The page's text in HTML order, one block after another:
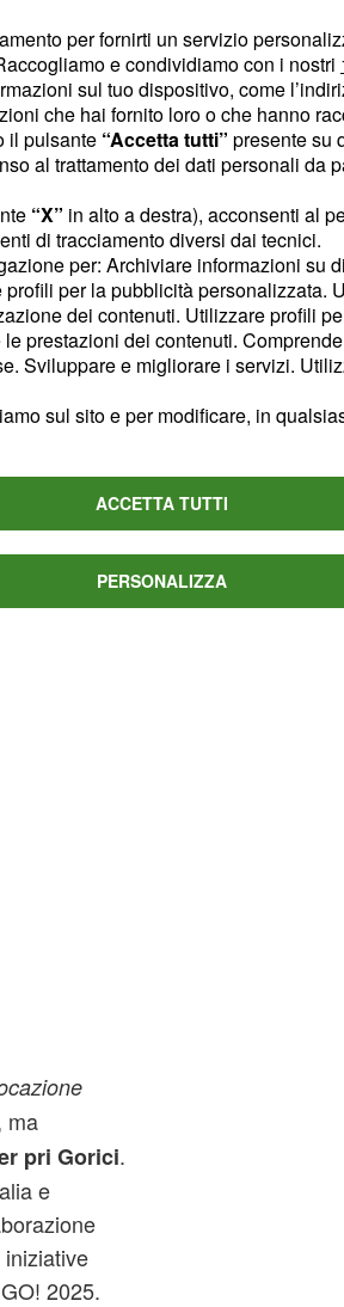
di
con
a
Tra gli
Gaggi,
su
dal
Diego
un
ma
pri Gorici.
e
2025.
per fornirti un servizio
e condividiamo con i nostri
sul tuo dispositivo, come
che hai fornito loro o che hanno
il pulsante “Accetta tutti” presente su
al trattamento dei dati personali da
“X” in alto a destra), acconsenti al
di tracciamento diversi dai tecnici.
per: Archiviare informazioni su
per la pubblicità personalizzata.
dei contenuti. Utilizzare profili
prestazioni dei contenuti.
Sviluppare e migliorare i servizi.
sul sito e per modificare, in
ACCETTA TUTTI
PERSONALIZZA